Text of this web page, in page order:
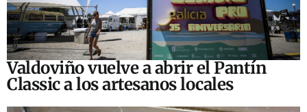
Valdoviño vuelve a abrir el Pantín
Classic a los artesanos locales